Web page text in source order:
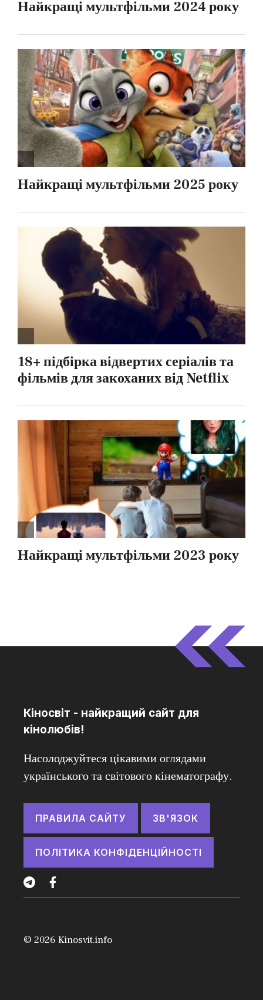
Кіносвіт - найкращий сайт для
кінолюбів!
Насолоджуйтеся цікавими оглядами
українського та світового кінематографу.
ПРАВИЛА САЙТУ ЗВ'ЯЗОК
ПОЛІТИКА КОНФІДЕНЦІЙНОСТІ
© 2026 Kinosvit.info